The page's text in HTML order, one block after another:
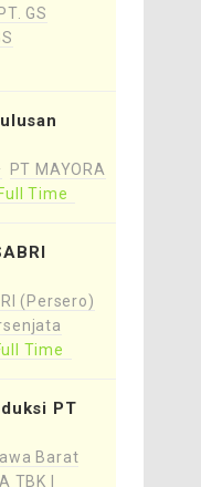
PT. GS
PT MAYORA
Full Time
(Persero)
Time
PT
Barat
TBK |